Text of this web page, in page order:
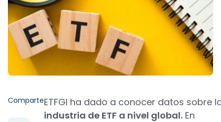
ComparteETFGI ha dado a conocer datos sobre
industria de ETF a nivel global. En